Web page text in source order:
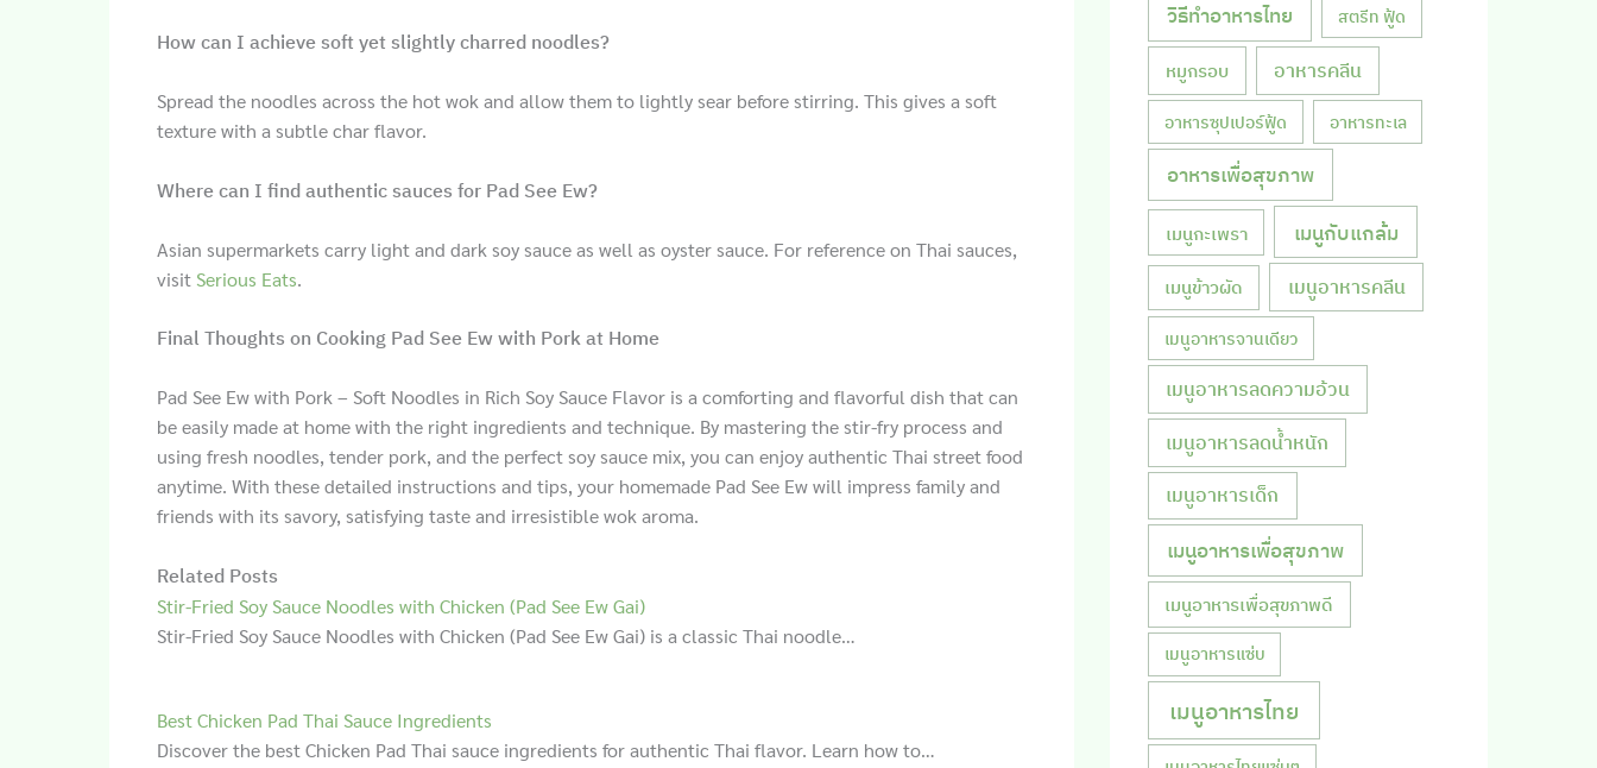
How can I achieve soft yet slightly charred noodles?
Spread the noodles across the hot wok and allow them to lightly sear before stirring. This gives a soft
texture with a subtle char flavor.
Where can I find authentic sauces for Pad See Ew?
Asian supermarkets carry light and dark soy sauce as well as oyster sauce. For reference on Thai sauces,
visit Serious Eats.
Final Thoughts on Cooking Pad See Ew with Pork at Home
Pad See Ew with Pork – Soft Noodles in Rich Soy Sauce Flavor is a comforting and flavorful dish that can
be easily made at home with the right ingredients and technique. By mastering the stir-fry process and
using fresh noodles, tender pork, and the perfect soy sauce mix, you can enjoy authentic Thai street food
anytime. With these detailed instructions and tips, your homemade Pad See Ew will impress family and
friends with its savory, satisfying taste and irresistible wok aroma.
Related Posts
Stir-Fried Soy Sauce Noodles with Chicken (Pad See Ew Gai)
Stir-Fried Soy Sauce Noodles with Chicken (Pad See Ew Gai) is a classic Thai noodle…
Best Chicken Pad Thai Sauce Ingredients
Discover the best Chicken Pad Thai sauce ingredients for authentic Thai flavor. Learn how to…
วิธีทำอาหารไทย สตรีท ฟู้ด
หมูกรอบ อาหารคลีน
อาหารซุปเปอร์ฟู้ด อาหารทะเล
อาหารเพื่อสุขภาพ
เมนูกะเพรา เมนูกับแกล้ม
เมนูข้าวผัด เมนูอาหารคลีน
เมนูอาหารจานเดียว
เมนูอาหารลดความอ้วน
เมนูอาหารลดน้ำหนัก
เมนูอาหารเด็ก
เมนูอาหารเพื่อสุขภาพ
เมนูอาหารเพื่อสุขภาพดี
เมนูอาหารแซ่บ
เมนูอาหารไทย